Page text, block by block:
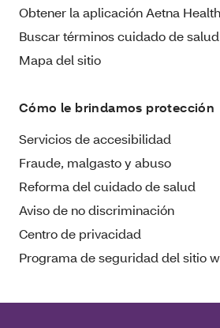
Obtener la aplicación Aetna Health
Buscar términos cuidado de salud
Mapa del sitio
Cómo le brindamos protección
Servicios de accesibilidad
Fraude, malgasto y abuso
Reforma del cuidado de salud
Aviso de no discriminación
Centro de privacidad
Programa de seguridad del sitio